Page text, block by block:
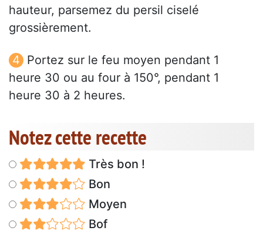
hauteur, parsemez du persil ciselé
grossièrement.
Portez sur le feu moyen pendant 1
heure 30 ou au four à 150°, pendant 1
heure 30 à 2 heures.
Notez cette recette
Très bon !
Bon
Moyen
Bof